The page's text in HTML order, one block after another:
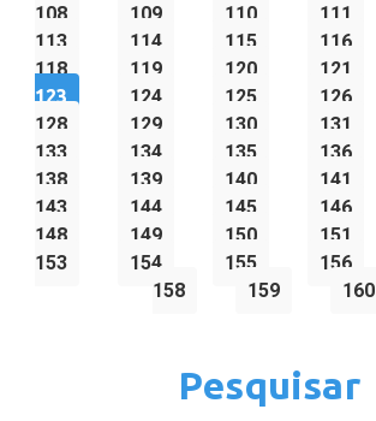
108
109 110 111
113
114 115 116
118
119 120 121
123 124 125 126
128
129 130 131
133
134 135 136
138
139 140 141
143
144 145 146
148
149 150 151
153
154 155 156
158
159 160
Pesquisar